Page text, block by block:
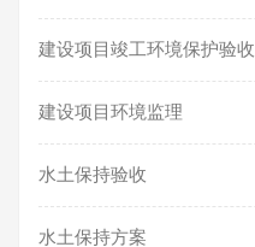
建设项目竣工环境保护验收
建设项目环境监理
水土保持验收
水土保持方案